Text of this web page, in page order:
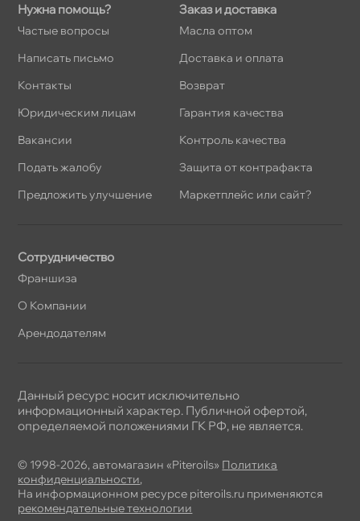
Нужна помощь?
Частые вопросы
Написать письмо
Контакты
Юридическим лицам
акансии
Подать жалобу
Предложить улучшение
Заказ и доставка
Масла оптом
Доставка и оплата
озврат
Гарантия качества
Контроль качества
Защита от контрафакта
Маркетплейс или сайт?
Сотрудничество
Франшиза
О Компании
Арендодателям
© 1998-2026, автомагазин «Piteroils» Политика
конфиденциальности,
На информационном ресурсе piteroils.ru применяются
рекомендательные технологии
Данный ресурс носит исключительно
информационный характер. Публичной офертой,
определяемой положениями ГК РФ, не является.